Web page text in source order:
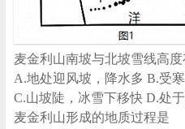
麦金利山南坡与北坡雪线高
A.地处迎风坡，降水多 B.受
C.山坡陡，冰雪下移快 D.处
麦金利山形成的地质过程是